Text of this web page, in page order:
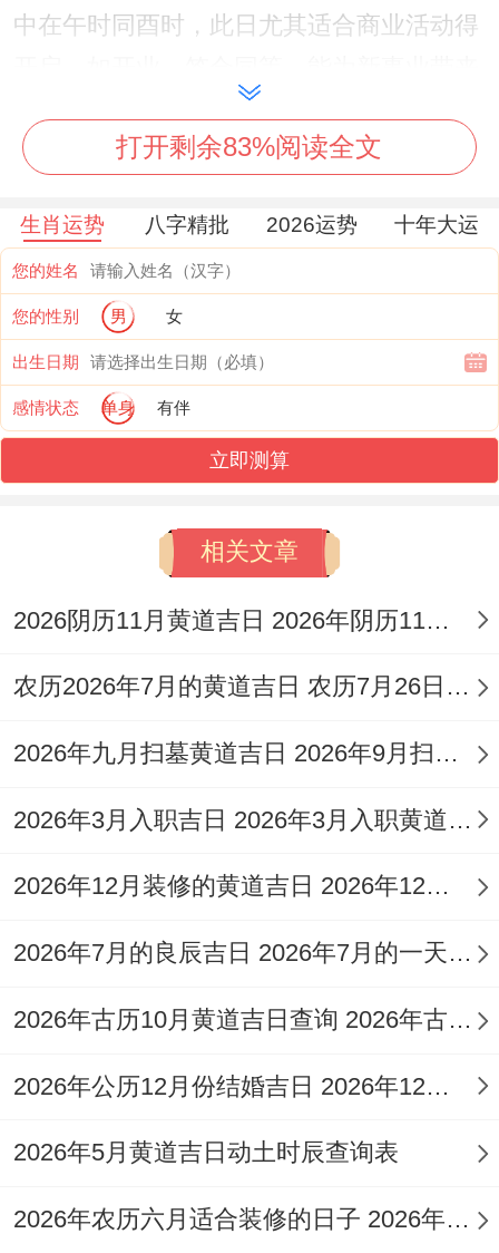
中在午时同酉时，此日尤其适合商业活动得
2026年3月4日（农历正月十六 丁丑日）
此日值神为明堂，同为黄道吉日，干支为丁
丑，冲羊煞东，喜神方位在正南、财神方位
在正西，今日宜于：乔迁，签合同、迁坟，
签约、入土，交房、进宅，领证、搬家，迁
居、交易，祭祀、安葬，买房、买车，栽
树、养殖，下葬、投资，出殡、安坟，栽
种、耕种，火化、入宅，破土、搬公司。
此日适宜处理与土地、房屋相关得事务、如
搬家、买房等，也帮助 投资决策！
2026年3月7日（农历正月十九，庚辰日）
看你听我说，日值神为金匮。是另一个黄道
北、财神方位在正东，今日宜于:结婚，理
发、开业，装修、乔迁，开张、出差，进
娶、祭祀，安床、开市，扫舍宇、纳畜，安
门、买车，离婚、剃胎发，投资、分手，复
此日百事皆宜，尤其适合婚姻嫁娶、开业创
业等人生大事，可谓吉日良辰？
2026年3月10日（农历正月廿二,癸未日）
癸未，冲牛煞西，喜神方位在东南，财神方
打开剩余83%阅读全文
生肖运势 八字精批 2026运势 十年大运
您的姓名
您的性别 男 女
出生日期
感情状态 单身 有伴
立即测算
相关文章
2026阴历11月黄道吉日 2026年阴历11月26日是哪天
农历2026年7月的黄道吉日 农历7月26日黄道吉日查询
2026年九月扫墓黄道吉日 2026年9月扫墓黄道吉日
2026年3月入职吉日 2026年3月入职黄道吉日
2026年12月装修的黄道吉日 2026年12月装修黄道吉日有哪几天
2026年7月的良辰吉日 2026年7月的一天如何换成英语
2026年古历10月黄道吉日查询 2026年古历7月十五日
2026年公历12月份结婚吉日 2026年12月26日适合结婚么
2026年5月黄道吉日动土时辰查询表
2026年农历六月适合装修的日子 2026年农历6月哪天适合装修